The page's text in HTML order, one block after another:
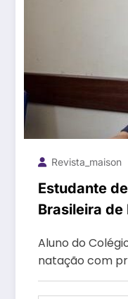
Revista_maison
Estudante
Brasileira
Aluno do
natação com